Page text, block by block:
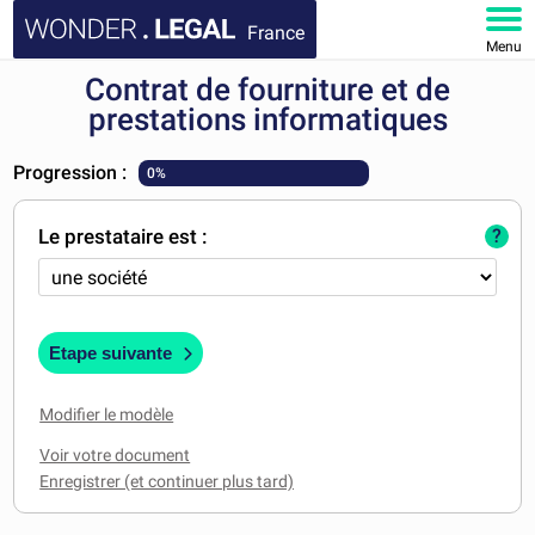
France
Menu
ACCUEIL
MON COMPTE
Contrat de fourniture et de
prestations informatiques
Progression : 0%
Le prestataire est : ?
Etape suivante
Modifier le modèle
Voir votre document